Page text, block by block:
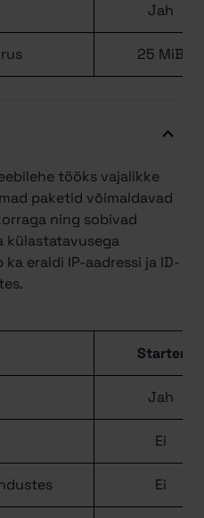
Jah
25 MiB
tööks vajalikke
paketid võimaldavad
ning sobivad
külastatavusega
eraldi IP-aadressi ja ID-
Starter
Jah
Ei
Ei